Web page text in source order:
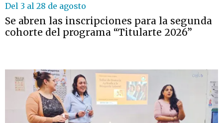
Del 3 al 28 de agosto
Se abren las inscripciones para la segunda
cohorte del programa “Titularte 2026”